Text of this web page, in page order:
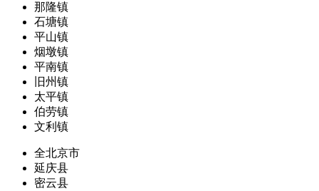
那隆镇
石塘镇
平山镇
烟墩镇
平南镇
旧州镇
太平镇
伯劳镇
文利镇
全北京市
延庆县
密云县